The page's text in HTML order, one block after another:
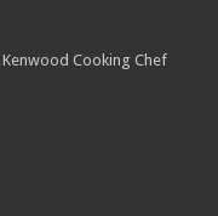
Cooking Chef